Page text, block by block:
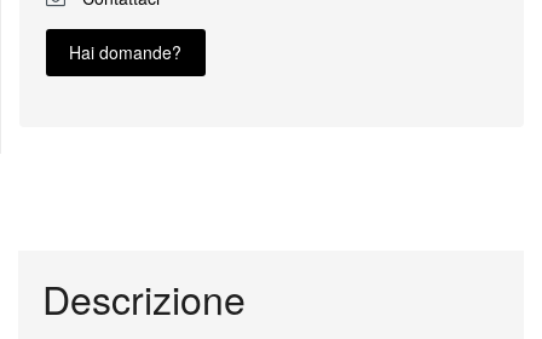
Hai domande?
Descrizione